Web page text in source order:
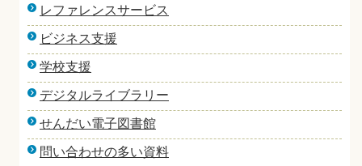
レファレンスサービス
ビジネス支援
学校支援
デジタルライブラリー
せんだい電子図書館
問い合わせの多い資料